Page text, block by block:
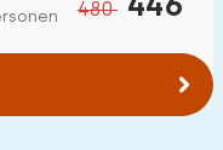
480